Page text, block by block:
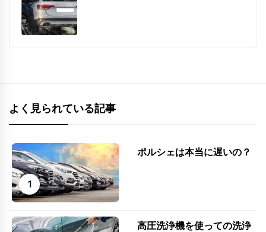
よく見られている記事
ポルシェは本当に遅いの？
高圧洗浄機を使っての洗浄